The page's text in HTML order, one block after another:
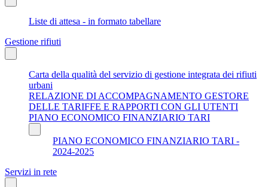
Liste di attesa - in formato tabellare
Gestione rifiuti
Carta della qualità del servizio di gestione integrata dei rifiuti
urbani
RELAZIONE DI ACCOMPAGNAMENTO GESTORE
DELLE TARIFFE E RAPPORTI CON GLI UTENTI
PIANO ECONOMICO FINANZIARIO TARI
PIANO ECONOMICO FINANZIARIO TARI -
2024-2025
Servizi in rete